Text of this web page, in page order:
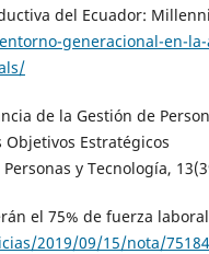
del Ecuador:
generacional-en-
de la Gestión de
Estratégicos
y Tecnología,
el 75% de fuerza
2019/09/15/nota/